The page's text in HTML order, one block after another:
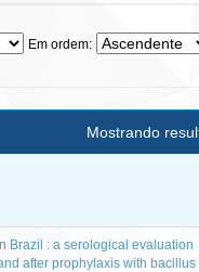
Em ordem:
Mostrando
Brazil : a serological evaluation
after prophylaxis with bacillus